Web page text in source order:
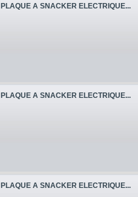
PLAQUE A SNACKER ELECTRIQUE...
PLAQUE A SNACKER ELECTRIQUE...
PLAQUE A SNACKER ELECTRIQUE...